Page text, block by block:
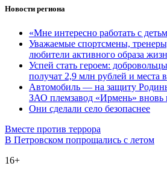
Новости региона
«Мне интересно работать с
Уважаемые спортсмены,
любители активного образа
Успей стать героем:
получат 2,9 млн рублей и места
Автомобиль — на защиту
ЗАО племзавод «Ирмень» вновь
Они сделали село безопаснее
Навигация
по
записям
Вместе против террора
В Петровском попрощались с летом
16+